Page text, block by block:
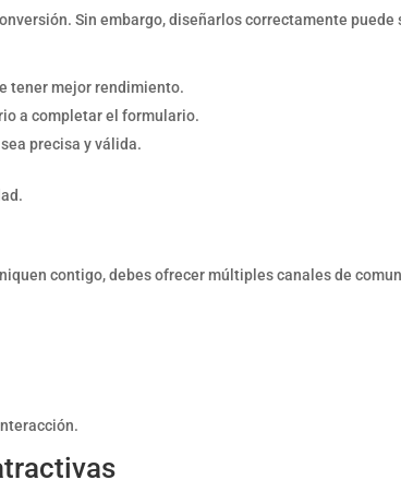
Sin embargo, diseñarlos correctamente
tener mejor rendimiento.
a completar el formulario.
precisa y válida.
contigo, debes ofrecer múltiples canales de